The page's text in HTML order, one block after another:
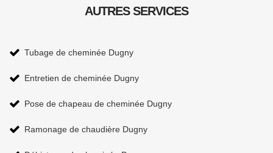
AUTRES SERVICES
Tubage de cheminée Dugny
Entretien de cheminée Dugny
Pose de chapeau de cheminée Dugny
Ramonage de chaudière Dugny